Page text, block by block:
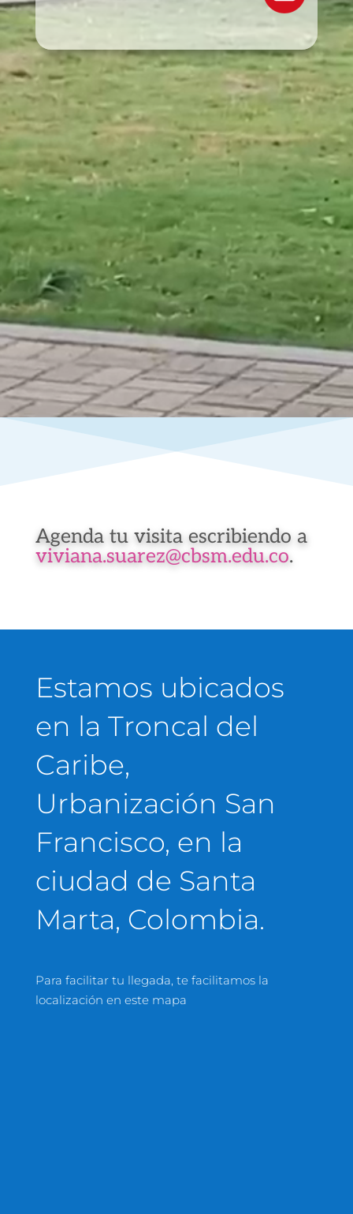
Agenda tu visita escribiendo a
viviana.suarez@cbsm.edu.co.
Estamos ubicados
en la Troncal del
Caribe,
Urbanización San
Francisco, en la
ciudad de Santa
Marta, Colombia.
Para facilitar tu llegada, te facilitamos la
localización en este mapa